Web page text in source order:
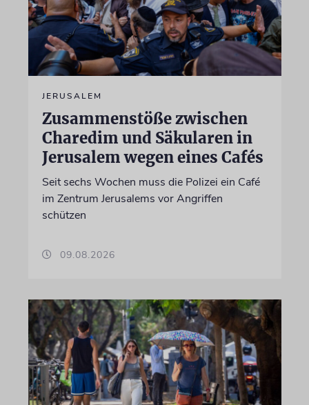
JERUSALEM
Zusammenstöße zwischen
Charedim und Säkularen in
Jerusalem wegen eines Cafés
Seit sechs Wochen muss die Polizei ein Café
im Zentrum Jerusalems vor Angriffen
schützen
09.08.2026